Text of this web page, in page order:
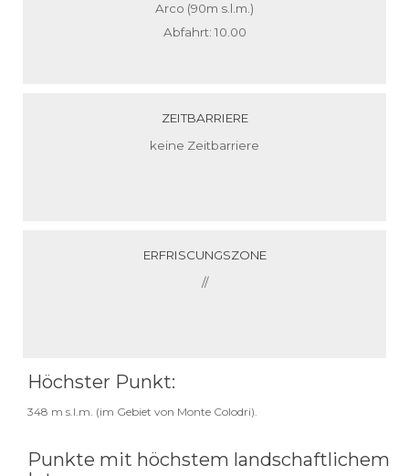
Arco (90m s.l.m.)
Abfahrt: 10.00
ZEITBARRIERE
keine Zeitbarriere
ERFRISCUNGSZONE
//
Höchster Punkt:
348 m s.l.m. (im Gebiet von Monte Colodri).
Punkte mit höchstem landschaftlichem